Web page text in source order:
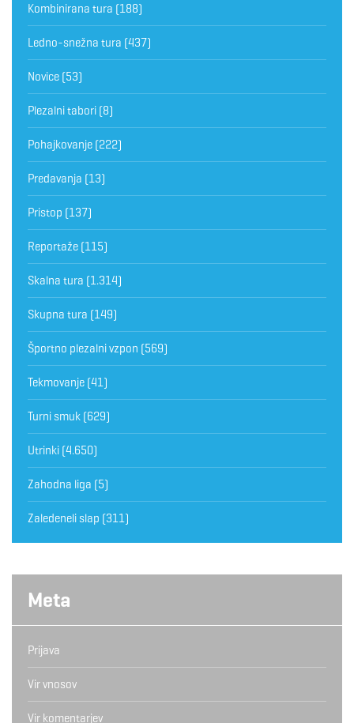
Kombinirana tura (188)
Ledno-snežna tura (437)
Novice (53)
Plezalni tabori (8)
Pohajkovanje (222)
Predavanja (13)
Pristop (137)
Reportaže (115)
Skalna tura (1.314)
Skupna tura (149)
Športno plezalni vzpon (569)
Tekmovanje (41)
Turni smuk (629)
Utrinki (4.650)
Zahodna liga (5)
Zaledeneli slap (311)
Meta
Prijava
Vir vnosov
Vir komentarjev